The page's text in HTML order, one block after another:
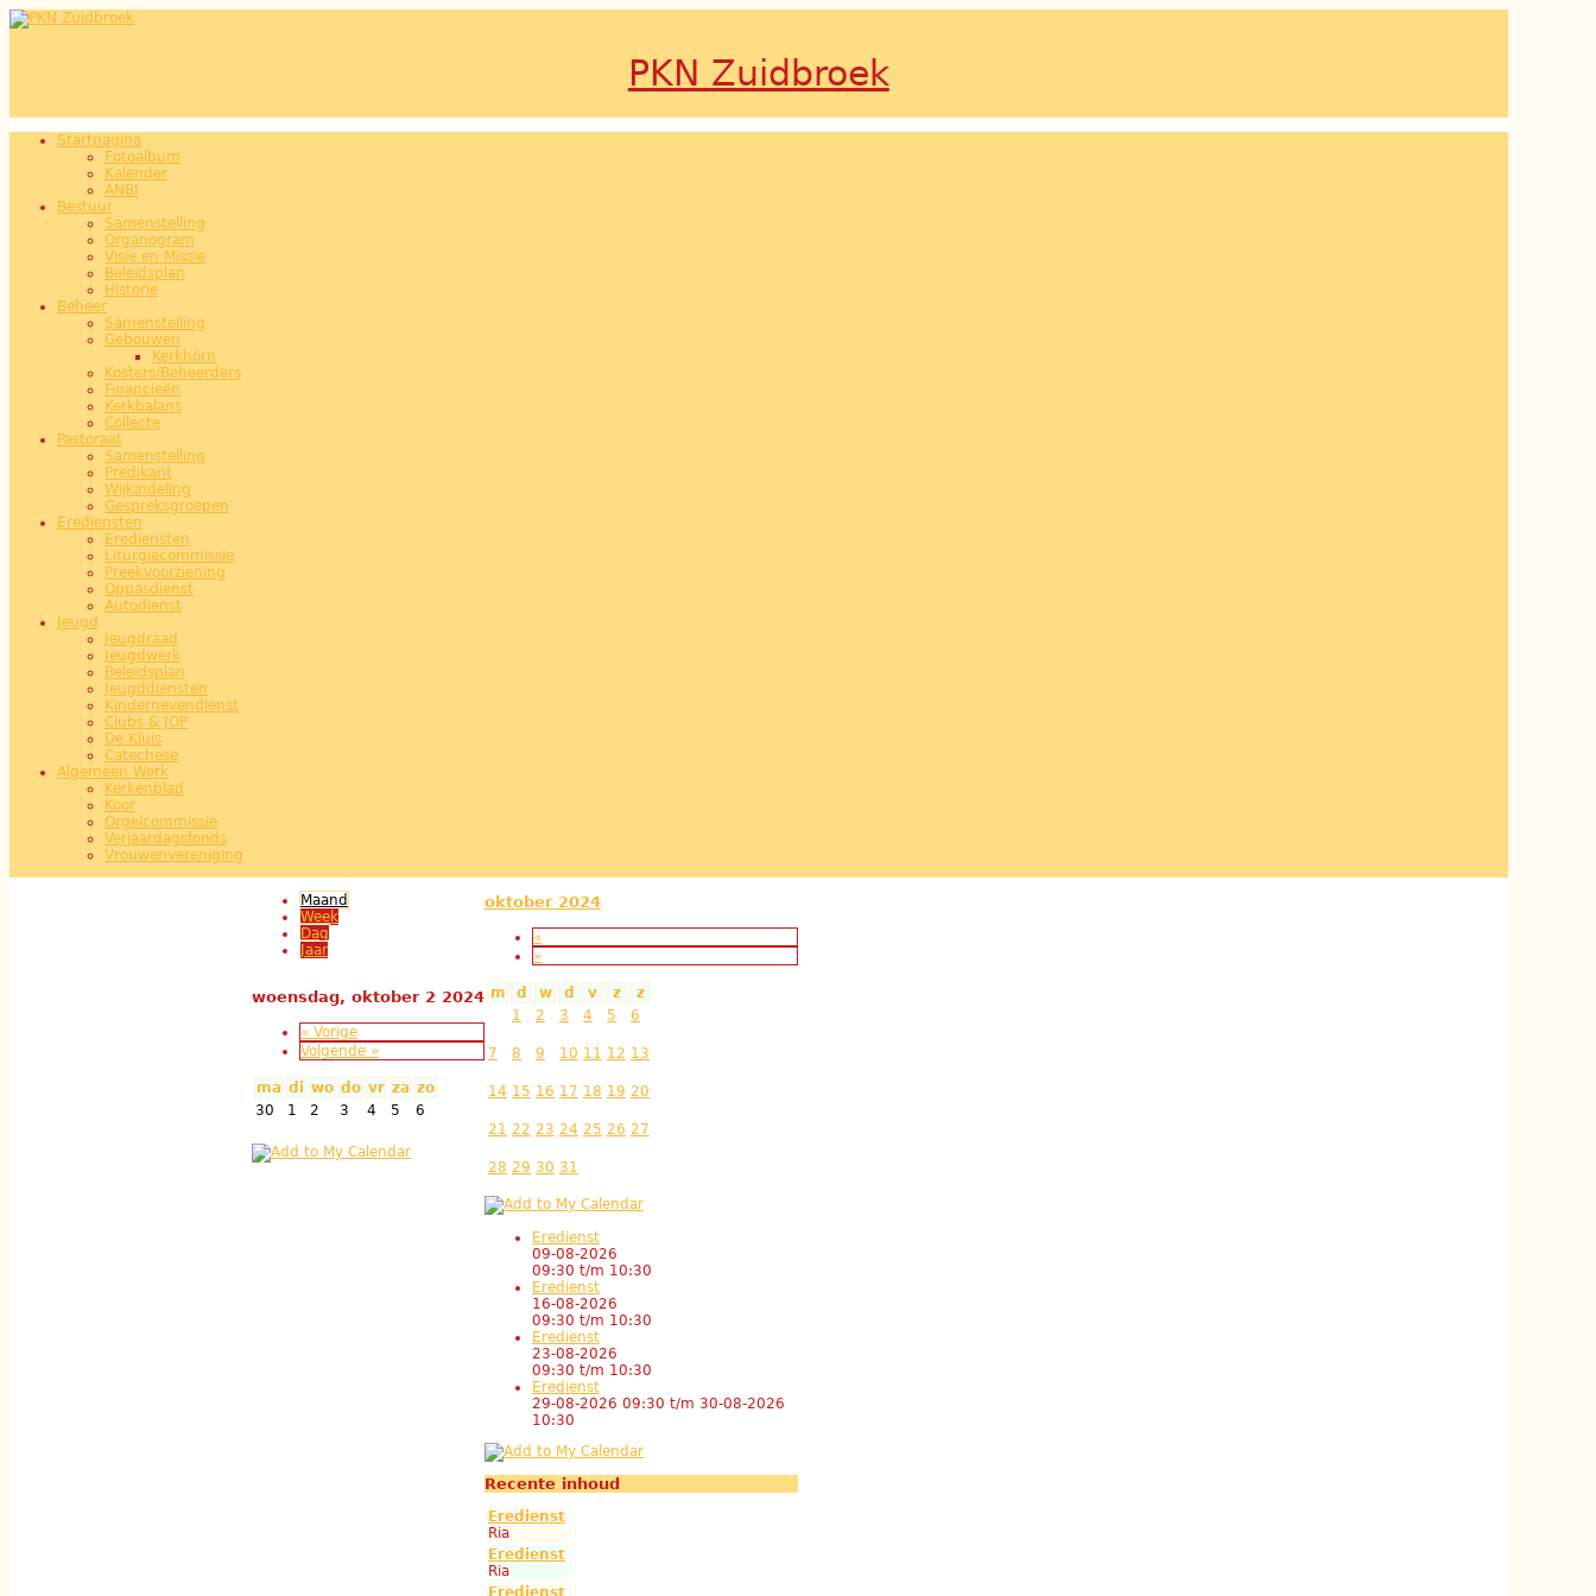
Overslaan en naar de inhoud gaan
PKN Zuidbroek
Hoofdmenu
Startpagina
Fotoalbum
Kalender
ANBI
Bestuur
Samenstelling
Organogram
Visie en Missie
Beleidsplan
Historie
Beheer
Samenstelling
Gebouwen
Kerkhörn
Kosters/Beheerders
Financieën
Kerkbalans
Collecte
Pastoraat
Samenstelling
Predikant
Wijkindeling
Gespreksgroepen
Erediensten
Erediensten
Liturgiecommissie
Preekvoorziening
Oppasdienst
Autodienst
Jeugd
Jeugdraad
Jeugdwerk
Beleidsplan
Jeugddiensten
Kindernevendienst
Clubs & JOP
De Kluis
Catechese
Algemeen Werk
Kerkenblad
Koor
Orgelcommissie
Verjaardagsfonds
Vrouwenvereniging
Maand
Week
Dag
Jaar
woensdag, oktober 2 2024
« Vorige
Volgende »
ma di wo do vr za zo
30
1 2 3 4 5 6
oktober 2024
«
»
m d w d v z
z
1
2 3 4 5 6
7 8 9 10 11 12 13
14 15 16 17 18 19 20
21 22 23 24 25 26 27
28 29 30 31
Eredienst
09-08-2026
09:30 t/m 10:30
Eredienst
16-08-2026
09:30 t/m 10:30
Eredienst
23-08-2026
09:30 t/m 10:30
Eredienst
29-08-2026 09:30 t/m 30-08-2026
10:30
Recente inhoud
Eredienst
Ria
Eredienst
Ria